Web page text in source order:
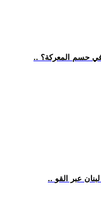
في حسم المعركة؟
عبر القو